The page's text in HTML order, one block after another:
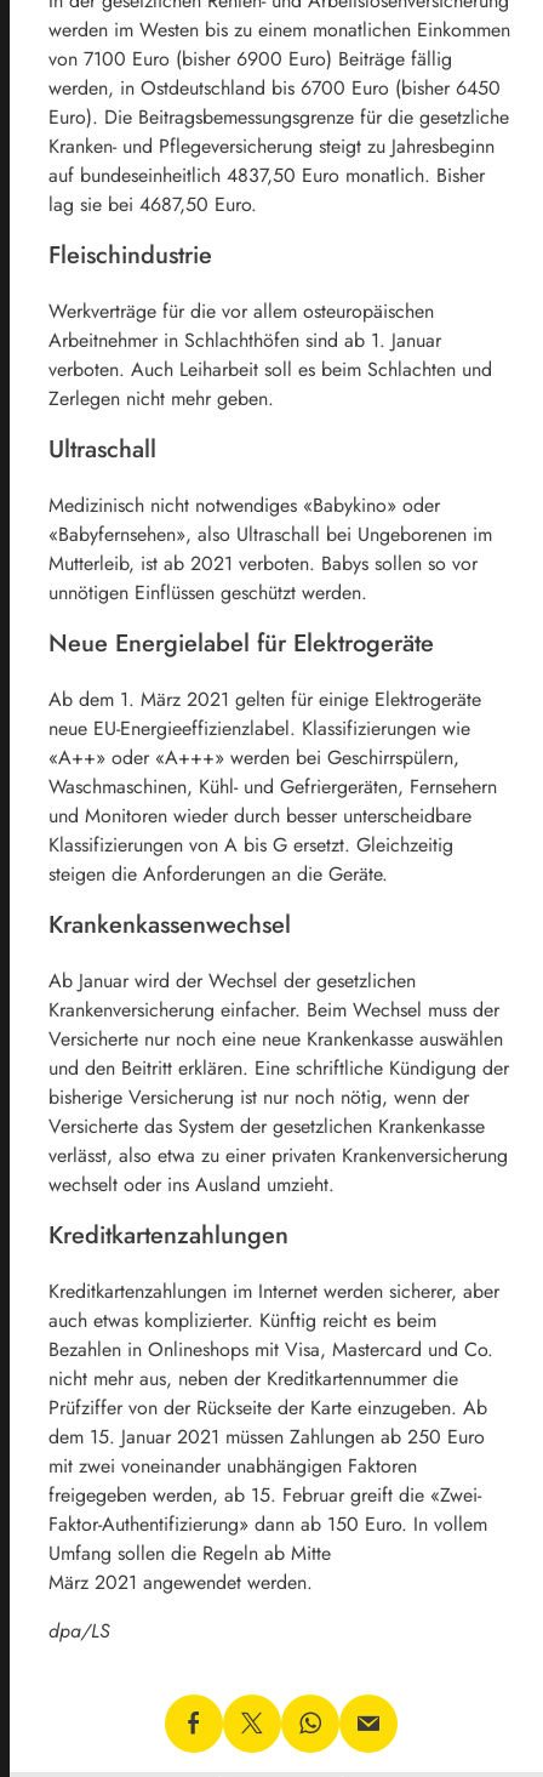
werden im Westen bis zu einem monatlichen Einkommen
von 7100 Euro (bisher 6900 Euro) Beiträge fällig
werden, in Ostdeutschland bis 6700 Euro (bisher 6450
Euro). Die Beitragsbemessungsgrenze für die gesetzliche
Kranken- und Pflegeversicherung steigt zu Jahresbeginn
auf bundeseinheitlich 4837,50 Euro monatlich. Bisher
lag sie bei 4687,50 Euro.
Fleischindustrie
Werkverträge für die vor allem osteuropäischen
Arbeitnehmer in Schlachthöfen sind ab 1. Januar
verboten. Auch Leiharbeit soll es beim Schlachten und
Zerlegen nicht mehr geben.
Ultraschall
Medizinisch nicht notwendiges «Babykino» oder
«Babyfernsehen», also Ultraschall bei Ungeborenen im
Mutterleib, ist ab 2021 verboten. Babys sollen so vor
unnötigen Einflüssen geschützt werden.
Neue Energielabel für Elektrogeräte
Ab dem 1. März 2021 gelten für einige Elektrogeräte
neue EU-Energieeffizienzlabel. Klassifizierungen wie
«A++» oder «A+++» werden bei Geschirrspülern,
Waschmaschinen, Kühl- und Gefriergeräten, Fernsehern
und Monitoren wieder durch besser unterscheidbare
Klassifizierungen von A bis G ersetzt. Gleichzeitig
steigen die Anforderungen an die Geräte.
Krankenkassenwechsel
Ab Januar wird der Wechsel der gesetzlichen
Krankenversicherung einfacher. Beim Wechsel muss der
Versicherte nur noch eine neue Krankenkasse auswählen
und den Beitritt erklären. Eine schriftliche Kündigung der
bisherige Versicherung ist nur noch nötig, wenn der
Versicherte das System der gesetzlichen Krankenkasse
verlässt, also etwa zu einer privaten Krankenversicherung
wechselt oder ins Ausland umzieht.
Kreditkartenzahlungen
Kreditkartenzahlungen im Internet werden sicherer, aber
auch etwas komplizierter. Künftig reicht es beim
Bezahlen in Onlineshops mit Visa, Mastercard und Co.
nicht mehr aus, neben der Kreditkartennummer die
Prüfziffer von der Rückseite der Karte einzugeben. Ab
dem 15. Januar 2021 müssen Zahlungen ab 250 Euro
mit zwei voneinander unabhängigen Faktoren
freigegeben werden, ab 15. Februar greift die «Zwei-
Faktor-Authentifizierung» dann ab 150 Euro. In vollem
Umfang sollen die Regeln ab Mitte
März 2021 angewendet werden.
dpa/LS